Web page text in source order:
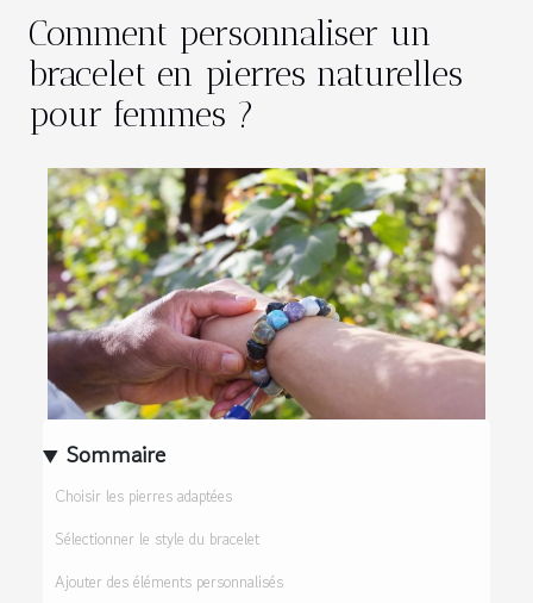
Comment personnaliser un
bracelet en pierres naturelles
pour femmes ?
Sommaire
Choisir les pierres adaptées
Sélectionner le style du bracelet
Ajouter des éléments personnalisés